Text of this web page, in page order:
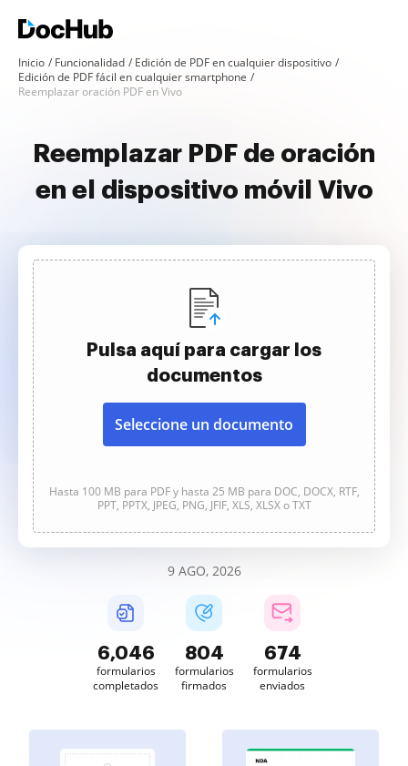
Inicio Funcionalidad
Edición de PDF en cualquier dispositivo
Edición de PDF fácil en cualquier smartphone
Reemplazar oración PDF en Vivo
Reemplazar PDF de oración
en el dispositivo móvil Vivo
Pulsa aquí para cargar los
documentos
Seleccione un documento
Hasta 100 MB para PDF y hasta 25 MB para DOC, DOCX, RTF,
PPT, PPTX, JPEG, PNG, JFIF, XLS, XLSX o TXT
9 AGO, 2026
6,047
formularios
completados
804
formularios
firmados
674
formularios
enviados